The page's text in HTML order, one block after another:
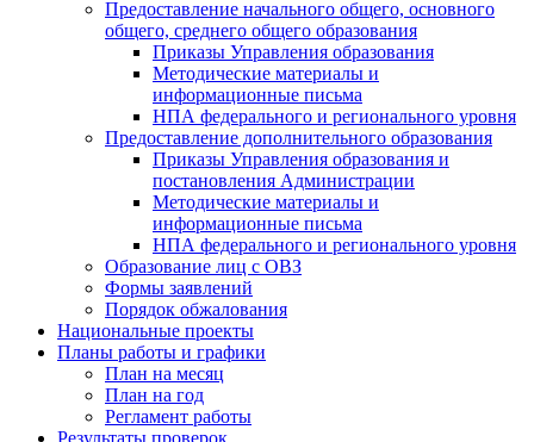
Предоставление начального общего, основного
общего, среднего общего образования
Приказы Управления образования
Методические материалы и
информационные письма
НПА федерального и регионального уровня
Предоставление дополнительного образования
Приказы Управления образования и
постановления Администрации
Методические материалы и
информационные письма
НПА федерального и регионального уровня
Образование лиц с ОВЗ
Формы заявлений
Порядок обжалования
Национальные проекты
Планы работы и графики
План на месяц
План на год
Регламент работы
Результаты проверок